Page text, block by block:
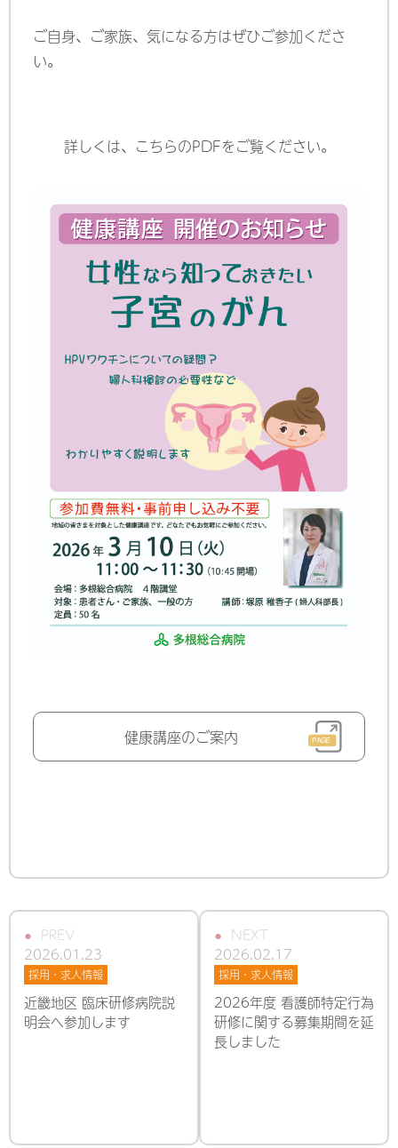
ご自身、ご家族、気になる方はぜひご参加くださ
い。
詳しくは、こちらのPDFをご覧ください。
健康講座のご案内
PREV
2026.01.23
採用・求人情報
近畿地区 臨床研修病院説
明会へ参加します
NEXT
2026.02.17
採用・求人情報
2026年度 看護師特定行為
研修に関する募集期間を延
長しました